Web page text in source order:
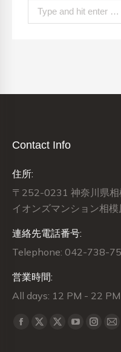
Search:
Contact Info
住所:
〒252-0231 神奈川県
イオンズマンション相
連絡先電話番号:
Telephone: 042-738-
営業時間:
All days: 12 PM - 22 PM
Find us on:
Facebook
X
X
YouTube